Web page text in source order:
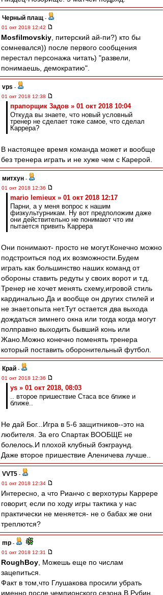
Черный плащ -
01 окт 2018 12:42
Mosfilmovskiy , питерский ай-пи?) кто бы
сомневался)) после первого сообщения
перестал персонажа читать) "развели,
понимаешь, демократию".
vps -
01 окт 2018 12:38
прапорщик 3адoв » 01 окт 2018 10:04
Откуда вы знаете, что новый условный
тренер не сделает тоже самое, что сделал
Каррера?
В настоящее время команда может и вообще
без тренера играть и не хуже чем с Карерой.
митхун -
01 окт 2018 12:36
mario lemieux » 01 окт 2018 12:17
Парни, а у меня вопрос к нашим
физкультурникам. Ну вот предположим даже
они действительно не понимают что им
пытается привить Каррера
Они понимают- просто не могут.Конечно можно
подстроиться под их возможности.Будем
играть как большинство наших команд от
обороны ставить редуты у своих ворот и т.д.
Тренер не хочет менять схему,игровой стиль
кардинально.Да и вообще он других стилей и
не знает.опыта нет.Тут остается два выхода
дождаться зимнего окна или тогда когда могут
полправно выходить бывший конь или
Жано.Можно конечно поменять тренера
который поставить оборонительный футбол.
Край -
01 окт 2018 12:36
ys » 01 окт 2018, 08:03
.. второе пришествие Стаса все ближе и
ближе..
Не дай Бог...Игра в 5-6 защитников--это на
любителя. За его Спартак ВООБЩЕ не
болелось.И плохой клубный бэкграунд.
Даже второе пришествие Аленичева лучше..
VVT5 -
01 окт 2018 12:34
Интересно, а что Рианчо с верхотуры Каррере
говорит, если по ходу игры тактика у нас
практически не меняется- не о бабах же они
треплются?
mp -
01 окт 2018 12:31
RoughBoy , Можешь еще по числам
зацепиться.
Факт в том,что Глушакова просили убрать
именно после чемпионского сезона.В Рубин.